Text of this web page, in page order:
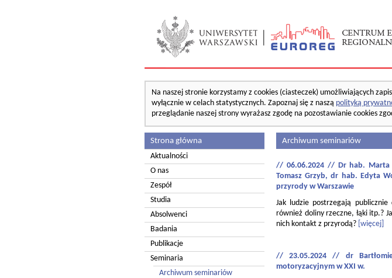
Na naszej stronie korzystamy z cookies (ciasteczek) umożliwiających
wyłącznie w celach statystycznych. Zapoznaj się z naszą polityką
przeglądanie naszej strony wyrażasz zgodę na pozostawianie cookies
Strona główna
Aktualności
O nas
Zespół
Studia
Absolwenci
Badania
Publikacje
Seminaria
Archiwum seminariów
Archiwum seminariów
// 06.06.2024 // Dr hab. Marta
Tomasz Grzyb, dr hab. Edyta
przyrody w Warszawie
Jak ludzie postrzegają
również doliny rzeczne, łąki itp.?
nich kontakt z przyrodą? [więcej]
// 23.05.2024 // dr
motoryzacyjnym w XXI w.